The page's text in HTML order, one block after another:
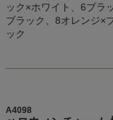
ック×ホワイト、6ブラ
ブラック、8オレンジ×
ック
A4098